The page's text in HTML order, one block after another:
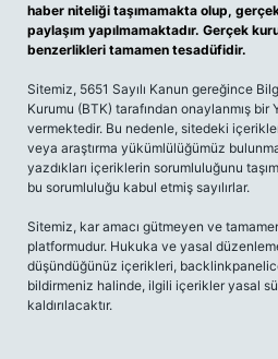
haber niteliği taşımamakta olup,
paylaşım yapılmamaktadır. Gerçek
benzerlikleri tamamen tesadüfidir.
Sitemiz, 5651 Sayılı Kanun gereğince
Kurumu (BTK) tarafından onaylanmış bir
vermektedir. Bu nedenle, sitedeki
veya araştırma yükümlülüğümüz
yazdıkları içeriklerin sorumluluğunu
bu sorumluluğu kabul etmiş sayılırlar.
Sitemiz, kar amacı gütmeyen ve
platformudur. Hukuka ve yasal
düşündüğünüz içerikleri,
bildirmeniz halinde, ilgili içerikler yasal
kaldırılacaktır.